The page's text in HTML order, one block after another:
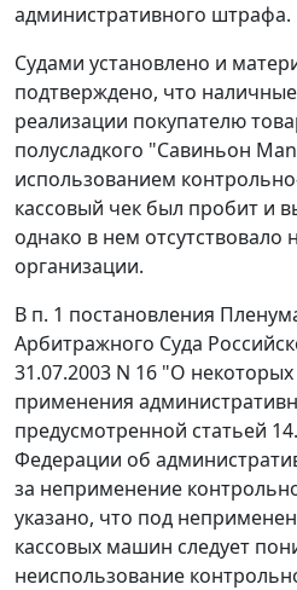
административного штрафа.
Судами установлено и
подтверждено, что
реализации покупателю
полусладкого "Савиньон
использованием
кассовый чек был пробит и
однако в нем отсутствовало
организации.
В п. 1 постановления
Арбитражного Суда
31.07.2003 N 16 "О
применения
предусмотренной статьей
Федерации об
за неприменение
указано, что под
кассовых машин следует
неиспользование